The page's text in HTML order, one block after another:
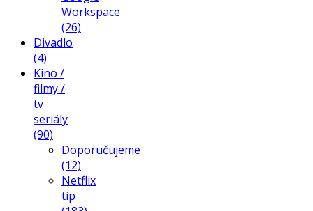
Workspace
(26)
Divadlo
(4)
Kino /
filmy /
tv
seriály
(90)
Doporučujeme
(12)
Netflix
tip